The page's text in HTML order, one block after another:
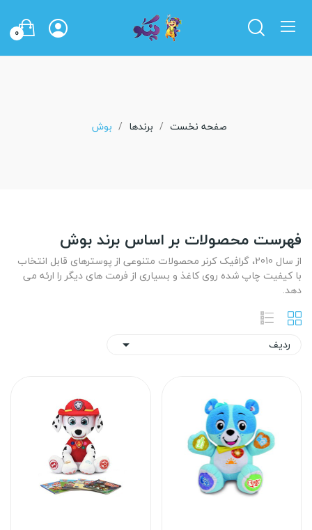
0
صفحه نخست برندها بوش
فهرست محصولات بر اساس برند بوش
از سال 2010، گرافیک کرنر محصولات متنوعی از پوسترهای قابل انتخاب
با کیفیت چاپ شده روی کاغذ و بسیاری از فرمت های دیگر را ارئه می
دهد.
ردیف 